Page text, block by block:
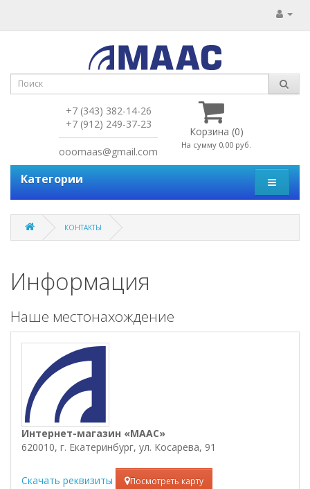
+7 (343) 382-14-26
+7 (912) 249-37-23
ooomaas@gmail.com
Корзина (0)
На сумму 0,00 руб.
Категории
КОНТАКТЫ
Информация
Наше местонахождение
Интернет-магазин «МААС»
620010, г. Екатеринбург, ул. Косарева, 91
Скачать реквизиты Посмотреть карту